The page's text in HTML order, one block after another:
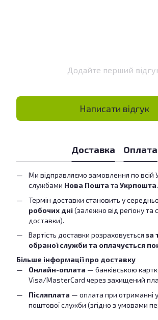
Додайте перший
Написати відгук
Доставка Оплата
Ми відправляємо замовлення по всій
службами Нова Пошта та Укрпошта.
Термін доставки становить у
робочих дні(залежно від регіону та
доставки).
Вартість доставки розраховується за
обраної служби та оплачується
Більше інформації про доставку
Онлайн-оплата — банківською
Visa/MasterCard через захищений
Післяплата — оплата при отриманні у
поштової служби (згідно з умовами